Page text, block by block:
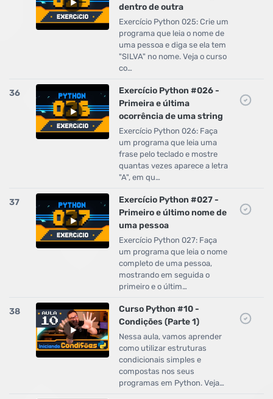
dentro de outra
Exercício Python 025: Crie um
programa que leia o nome de
uma pessoa e diga se ela tem
"SILVA" no nome. Veja o curso
co…
36
Exercício Python #026 -
Primeira e última
ocorrência de uma string
Exercício Python 026: Faça
um programa que leia uma
frase pelo teclado e mostre
quantas vezes aparece a letra
"A", em qu…
37
Exercício Python #027 -
Primeiro e último nome de
uma pessoa
Exercício Python 027: Faça
um programa que leia o nome
completo de uma pessoa,
mostrando em seguida o
primeiro e o últim…
38
Curso Python #10 -
Condições (Parte 1)
Nessa aula, vamos aprender
como utilizar estruturas
condicionais simples e
compostas nos seus
programas em Python. Veja…